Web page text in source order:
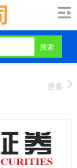
搜索
更多